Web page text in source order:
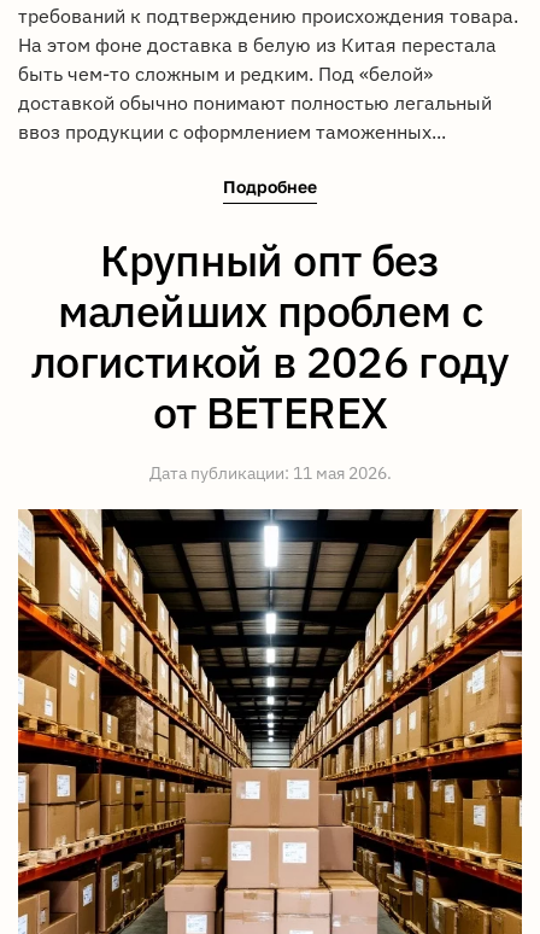
требований к подтверждению происхождения товара.
На этом фоне доставка в белую из Китая перестала
быть чем-то сложным и редким. Под «белой»
доставкой обычно понимают полностью легальный
ввоз продукции с оформлением таможенных...
Подробнее
Крупный опт без
малейших проблем с
логистикой в 2026 году
от BETEREX
Дата публикации: 11 мая 2026.